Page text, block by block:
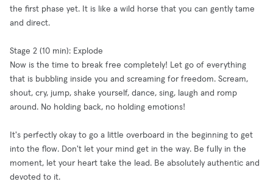
the first phase yet. It is like a wild horse that you can gently tame
and direct.
Stage 2 (10 min): Explode
Now is the time to break free completely! Let go of everything
that is bubbling inside you and screaming for freedom. Scream,
shout, cry, jump, shake yourself, dance, sing, laugh and romp
around. No holding back, no holding emotions!
It's perfectly okay to go a little overboard in the beginning to get
into the flow. Don't let your mind get in the way. Be fully in the
moment, let your heart take the lead. Be absolutely authentic and
devoted to it.